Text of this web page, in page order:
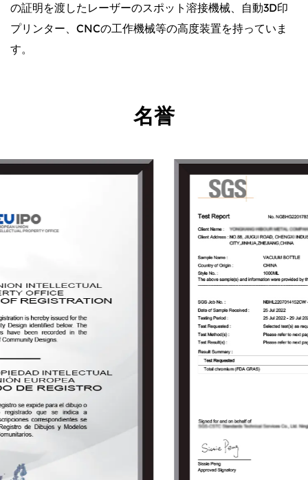
の証明を渡したレーザーのスポット溶接機械、自動3D印
プリンター、CNCの工作機械等の高度装置を持っていま
す。
名誉